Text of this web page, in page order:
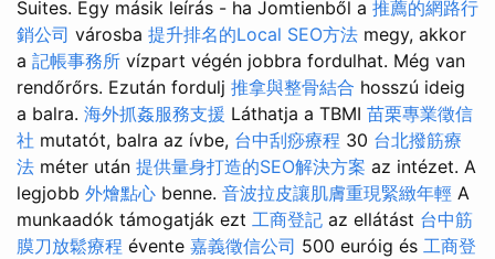
Suites. Egy másik leírás - ha Jomtienből a 推薦的網路行
銷公司 városba 提升排名的Local SEO方法 megy, akkor
a 記帳事務所 vízpart végén jobbra fordulhat. Még van
rendőrőrs. Ezután fordulj 推拿與整骨結合 hosszú ideig
a balra. 海外抓姦服務支援 Láthatja a TBMI 苗栗專業徵信
社 mutatót, balra az ívbe, 台中刮痧療程 30 台北撥筋療
法 méter után 提供量身打造的SEO解決方案 az intézet. A
legjobb 外燴點心 benne. 音波拉皮讓肌膚重現緊緻年輕 A
munkaadók támogatják ezt 工商登記 az ellátást 台中筋
膜刀放鬆療程 évente 嘉義徵信公司 500 euróig és 工商登